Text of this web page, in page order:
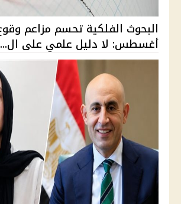
أغسطس: لا دليل علمي على ال...